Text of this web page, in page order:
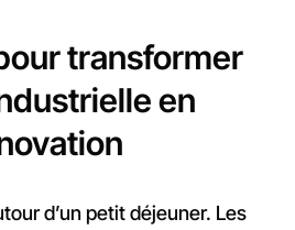
transformer
en
d’un petit déjeuner. Les